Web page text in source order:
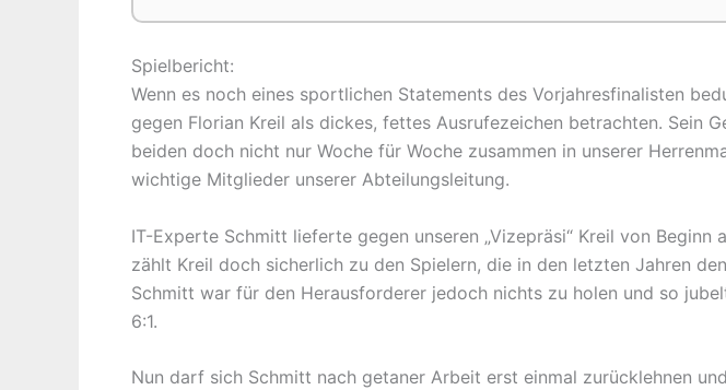
Spielbericht:
Wenn es noch eines sportlichen Statements des Vorjahresfinalisten
gegen Florian Kreil als dickes, fettes Ausrufezeichen betrachten. Sein
beiden doch nicht nur Woche für Woche zusammen in unserer
wichtige Mitglieder unserer Abteilungsleitung.
IT-Experte Schmitt lieferte gegen unseren „Vizepräsi“ Kreil von
zählt Kreil doch sicherlich zu den Spielern, die in den letzten Jahren
Schmitt war für den Herausforderer jedoch nichts zu holen und so
6:1.
Nun darf sich Schmitt nach getaner Arbeit erst einmal zurücklehnen